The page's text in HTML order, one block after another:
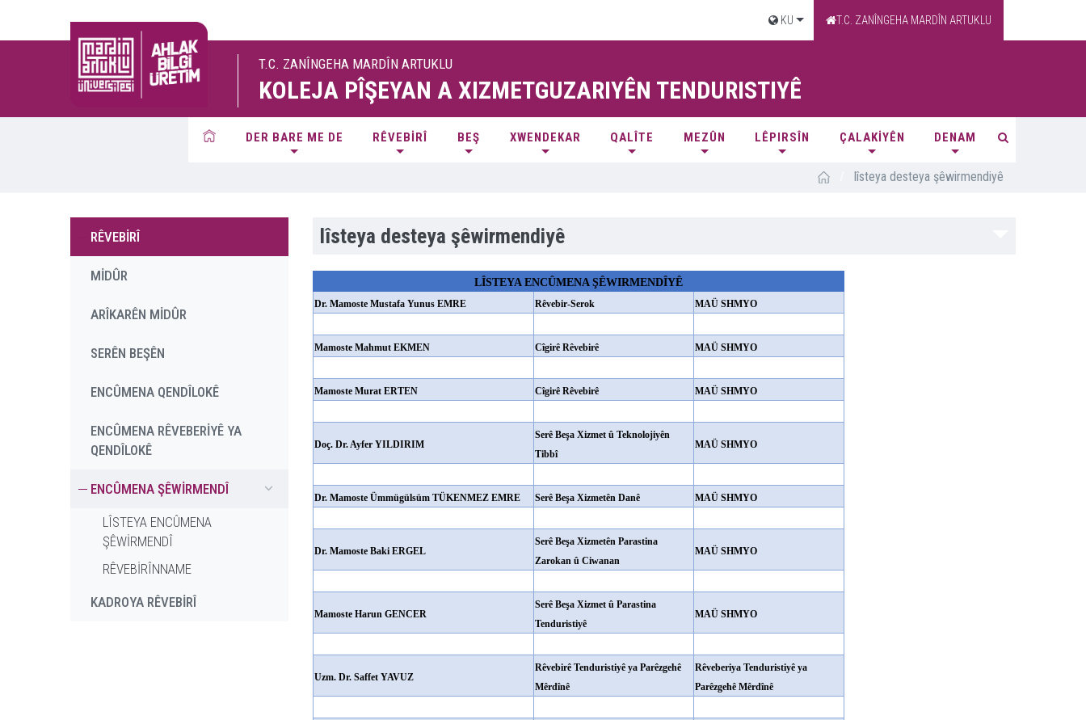
KU T.C. ZANÎNGEHA MARDÎN ARTUKLU
T.C. ZANÎNGEHA MARDÎN ARTUKLU
KOLEJA PÎŞEYAN A XIZMETGUZARIYÊN TENDURISTIYÊ
DER BARE ME DE RÊVEBİRÎ BEŞ XWENDEKAR QALÎTE MEZÛN LÊPIRSÎN ÇALAKİYÊN DENAM
lîsteya desteya şêwirmendiyê
RÊVEBİRÎ
MİDÛR
ARÎKARÊN MİDÛR
SERÊN BEŞÊN
ENCÛMENA QENDÎLOKÊ
ENCÛMENA RÊVEBERİYÊ YA
QENDÎLOKÊ
ENCÛMENA ŞÊWİRMENDÎ
LÎSTEYA ENCÛMENA
ŞÊWİRMENDÎ
RÊVEBİRÎNNAME
KADROYA RÊVEBİRÎ
lîsteya desteya şêwirmendiyê
LÎSTEYA ENCÛMENA ŞÊWIRMENDÎYÊ
Dr. Mamoste Mustafa Yunus EMRE Rêvebir-Serok MAÜ SHMYO
Mamoste Mahmut EKMEN Cîgirê Rêvebirê MAÜ SHMYO
Mamoste Murat ERTEN Cîgirê Rêvebirê MAÜ SHMYO
Doç. Dr. Ayfer YILDIRIM
Serê Beşa Xizmet û Teknolojiyên
Tibbî
MAÜ SHMYO
Dr. Mamoste Ümmügülsüm TÜKENMEZ EMRE Serê Beşa Xizmetên Danê MAÜ SHMYO
Dr. Mamoste Baki ERGEL
Serê Beşa Xizmetên Parastina
Zarokan û Ciwanan
MAÜ SHMYO
Mamoste Harun GENCER
Serê Beşa Xizmet û Parastina
Tenduristiyê
MAÜ SHMYO
Uzm. Dr. Saffet YAVUZ
Rêvebirê Tenduristiyê ya Parêzgehê
Mêrdînê
Rêveberiya Tenduristiyê ya
Parêzgehê Mêrdînê